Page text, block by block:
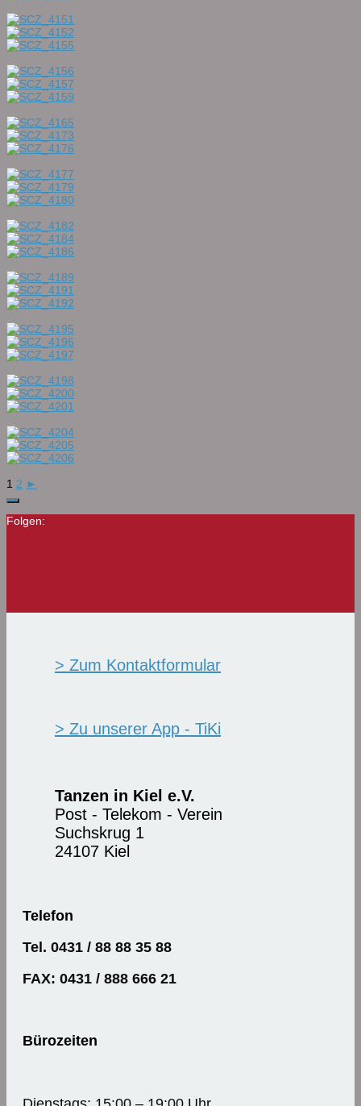
1 2 ►
Folgen:
> Zum Kontaktformular
> Zu unserer App - TiKi
Tanzen in Kiel e.V.
Post - Telekom - Verein
Suchskrug 1
24107 Kiel
Telefon
Tel. 0431 / 88 88 35 88
FAX: 0431 / 888 666 21
Bürozeiten